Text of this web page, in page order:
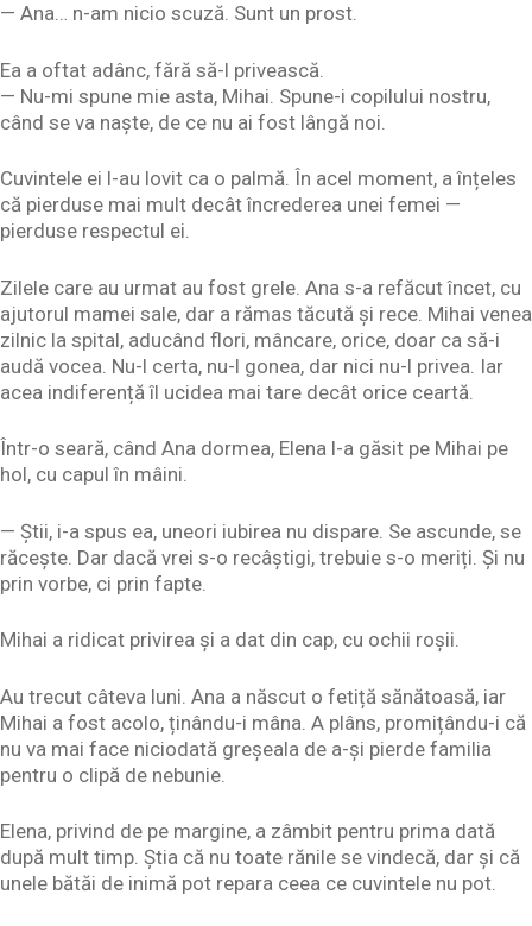
— Ana… n-am nicio scuză. Sunt un prost.
Ea a oftat adânc, fără să-l privească.
— Nu-mi spune mie asta, Mihai. Spune-i copilului nostru,
când se va naște, de ce nu ai fost lângă noi.
Cuvintele ei l-au lovit ca o palmă. În acel moment, a înțeles
că pierduse mai mult decât încrederea unei femei —
pierduse respectul ei.
Zilele care au urmat au fost grele. Ana s-a refăcut încet, cu
ajutorul mamei sale, dar a rămas tăcută și rece. Mihai venea
zilnic la spital, aducând flori, mâncare, orice, doar ca să-i
audă vocea. Nu-l certa, nu-l gonea, dar nici nu-l privea. Iar
acea indiferență îl ucidea mai tare decât orice ceartă.
Într-o seară, când Ana dormea, Elena l-a găsit pe Mihai pe
hol, cu capul în mâini.
— Știi, i-a spus ea, uneori iubirea nu dispare. Se ascunde, se
răcește. Dar dacă vrei s-o recâștigi, trebuie s-o meriți. Și nu
prin vorbe, ci prin fapte.
Mihai a ridicat privirea și a dat din cap, cu ochii roșii.
Au trecut câteva luni. Ana a născut o fetiță sănătoasă, iar
Mihai a fost acolo, ținându-i mâna. A plâns, promițându-i că
nu va mai face niciodată greșeala de a-și pierde familia
pentru o clipă de nebunie.
Elena, privind de pe margine, a zâmbit pentru prima dată
după mult timp. Știa că nu toate rănile se vindecă, dar și că
unele bătăi de inimă pot repara ceea ce cuvintele nu pot.